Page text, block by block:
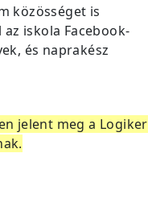
közösséget is
iskola Facebook-
és naprakész
jelent meg a Logiker